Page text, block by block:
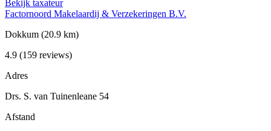
Bekijk taxateur
Factornoord Makelaardij & Verzekeringen B.V.
Dokkum (20.9 km)
4.9 (159 reviews)
Adres
Drs. S. van Tuinenleane 54
Afstand